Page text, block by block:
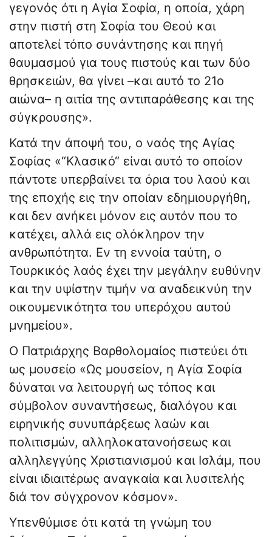
γεγονός ότι η Αγία Σοφία, η οποία, χάρη
στην πιστή στη Σοφία του Θεού και
αποτελεί τόπο συνάντησης και πηγή
θαυμασμού για τους πιστούς και των δύο
θρησκειών, θα γίνει –και αυτό το 21ο
αιώνα– η αιτία της αντιπαράθεσης και της
σύγκρουσης».
Κατά την άποψή του, ο ναός της Αγίας
Σοφίας «“Κλασικό“ είναι αυτό το οποίον
πάντοτε υπερβαίνει τα όρια του λαού και
της εποχής εις την οποίαν εδημιουργήθη,
και δεν ανήκει μόνον εις αυτόν που το
κατέχει, αλλά εις ολόκληρον την
ανθρωπότητα. Εν τη εννοία ταύτη, ο
Τουρκικός λαός έχει την μεγάλην ευθύνην
και την υψίστην τιμήν να αναδεικνύη την
οικουμενικότητα του υπερόχου αυτού
μνημείου».
Ο Πατριάρχης Βαρθολομαίος πιστεύει ότι
ως μουσείο «Ως μουσείον, η Αγία Σοφία
δύναται να λειτουργή ως τόπος και
σύμβολον συναντήσεως, διαλόγου και
ειρηνικής συνυπάρξεως λαών και
πολιτισμών, αλληλοκατανοήσεως και
αλληλεγγύης Χριστιανισμού και Ισλάμ, που
είναι ιδιαιτέρως αναγκαία και λυσιτελής
διά τον σύγχρονον κόσμον».
Υπενθύμισε ότι κατά τη γνώμη του